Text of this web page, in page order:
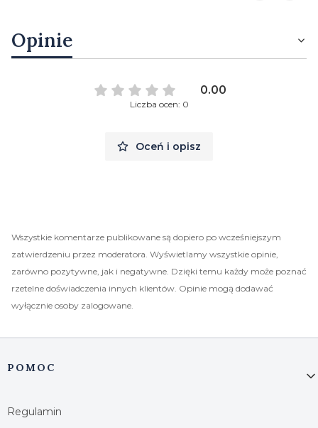
Opinie
0.00
Liczba ocen: 0
Oceń i opisz
Wszystkie komentarze publikowane są dopiero po wcześniejszym
zatwierdzeniu przez moderatora. Wyświetlamy wszystkie opinie,
zarówno pozytywne, jak i negatywne. Dzięki temu każdy może poznać
rzetelne doświadczenia innych klientów. Opinie mogą dodawać
wyłącznie osoby zalogowane.
Linki w stopce
POMOC
Regulamin